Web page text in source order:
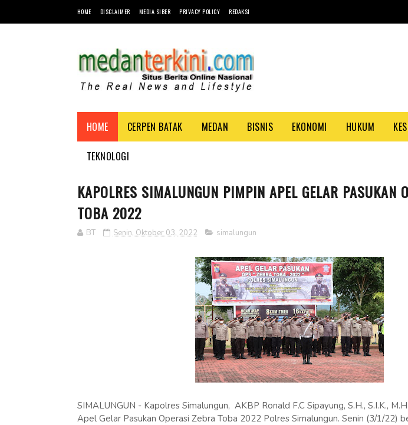
HOME DISCLAIMER MEDIA SIBER PRIVACY POLICY REDAKSI
HOME CERPEN BATAK MEDAN BISNIS EKONOMI HUKUM
TEKNOLOGI
KAPOLRES SIMALUNGUN PIMPIN APEL GELAR PASUKAN
TOBA 2022
BT Senin, Oktober 03, 2022 simalungun
SIMALUNGUN - Kapolres Simalungun, AKBP Ronald F.C Sipayung, S.H., S.I.K.,
Apel Gelar Pasukan Operasi Zebra Toba 2022 Polres Simalungun. Senin (3/1/22)